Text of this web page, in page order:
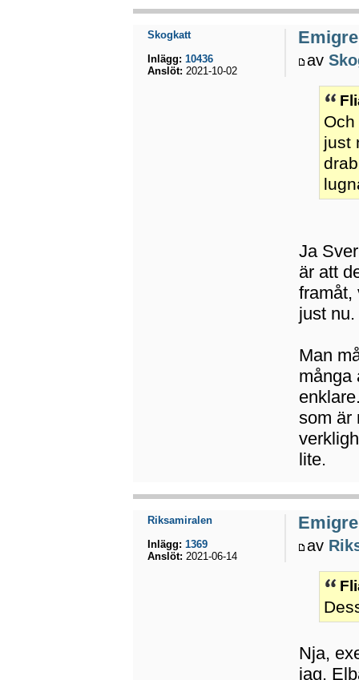
av
just
Ja
är att
framåt,
just nu.
Man
många
som är
lite.
Skogkatt
Inlägg: 10436
Anslöt: 2021-10-02
av
Nja,
jag,
Riksamiralen
Inlägg: 1369
Anslöt: 2021-06-14